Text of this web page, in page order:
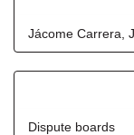
Jácome Carrera,
Dispute boards